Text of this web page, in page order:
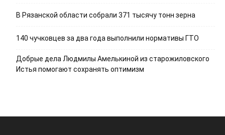
В Рязанской области собрали 371 тысячу тонн зерна
140 чучковцев за два года выполнили нормативы ГТО
Добрые дела Людмилы Амелькиной из старожиловского
Истья помогают сохранять оптимизм